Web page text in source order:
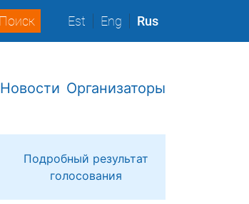
Est Eng Rus
Новости Организаторы
Подробный результат
голосования